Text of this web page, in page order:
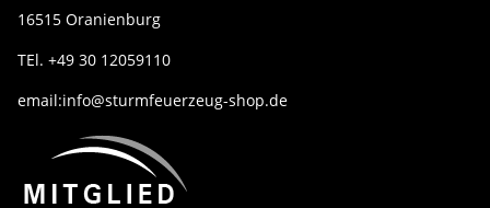
16515 Oranienburg
TEl. +49 30 12059110
email:info@sturmfeuerzeug-shop.de